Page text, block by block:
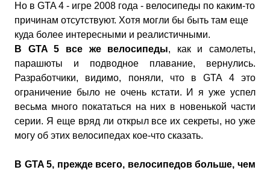
Но в GTA 4 - игре 2008 года - велосипеды по каким-то
причинам отсутствуют. Хотя могли бы быть там еще
куда более интересными и реалистичными.
В GTA 5 все же велосипеды, как и самолеты,
парашюты и подводное плавание, вернулись.
Разработчики, видимо, поняли, что в GTA 4 это
ограничение было не очень кстати. И я уже успел
весьма много покататься на них в новенькой части
серии. Я еще вряд ли открыл все их секреты, но уже
могу об этих велосипедах кое-что сказать.
В GTA 5, прежде всего, велосипедов больше, чем